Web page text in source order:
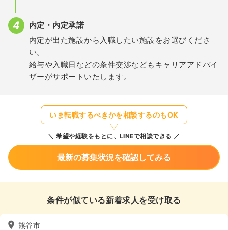
内定・内定承諾
内定が出た施設から入職したい施設をお選びくださ
い。
給与や入職日などの条件交渉などもキャリアアドバイ
ザーがサポートいたします。
いま転職するべきかを相談するのもOK
希望や経験をもとに、LINEで相談できる
最新の募集状況を確認してみる
条件が似ている新着求人を受け取る
熊谷市